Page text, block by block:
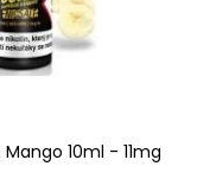
10ml - 11mg